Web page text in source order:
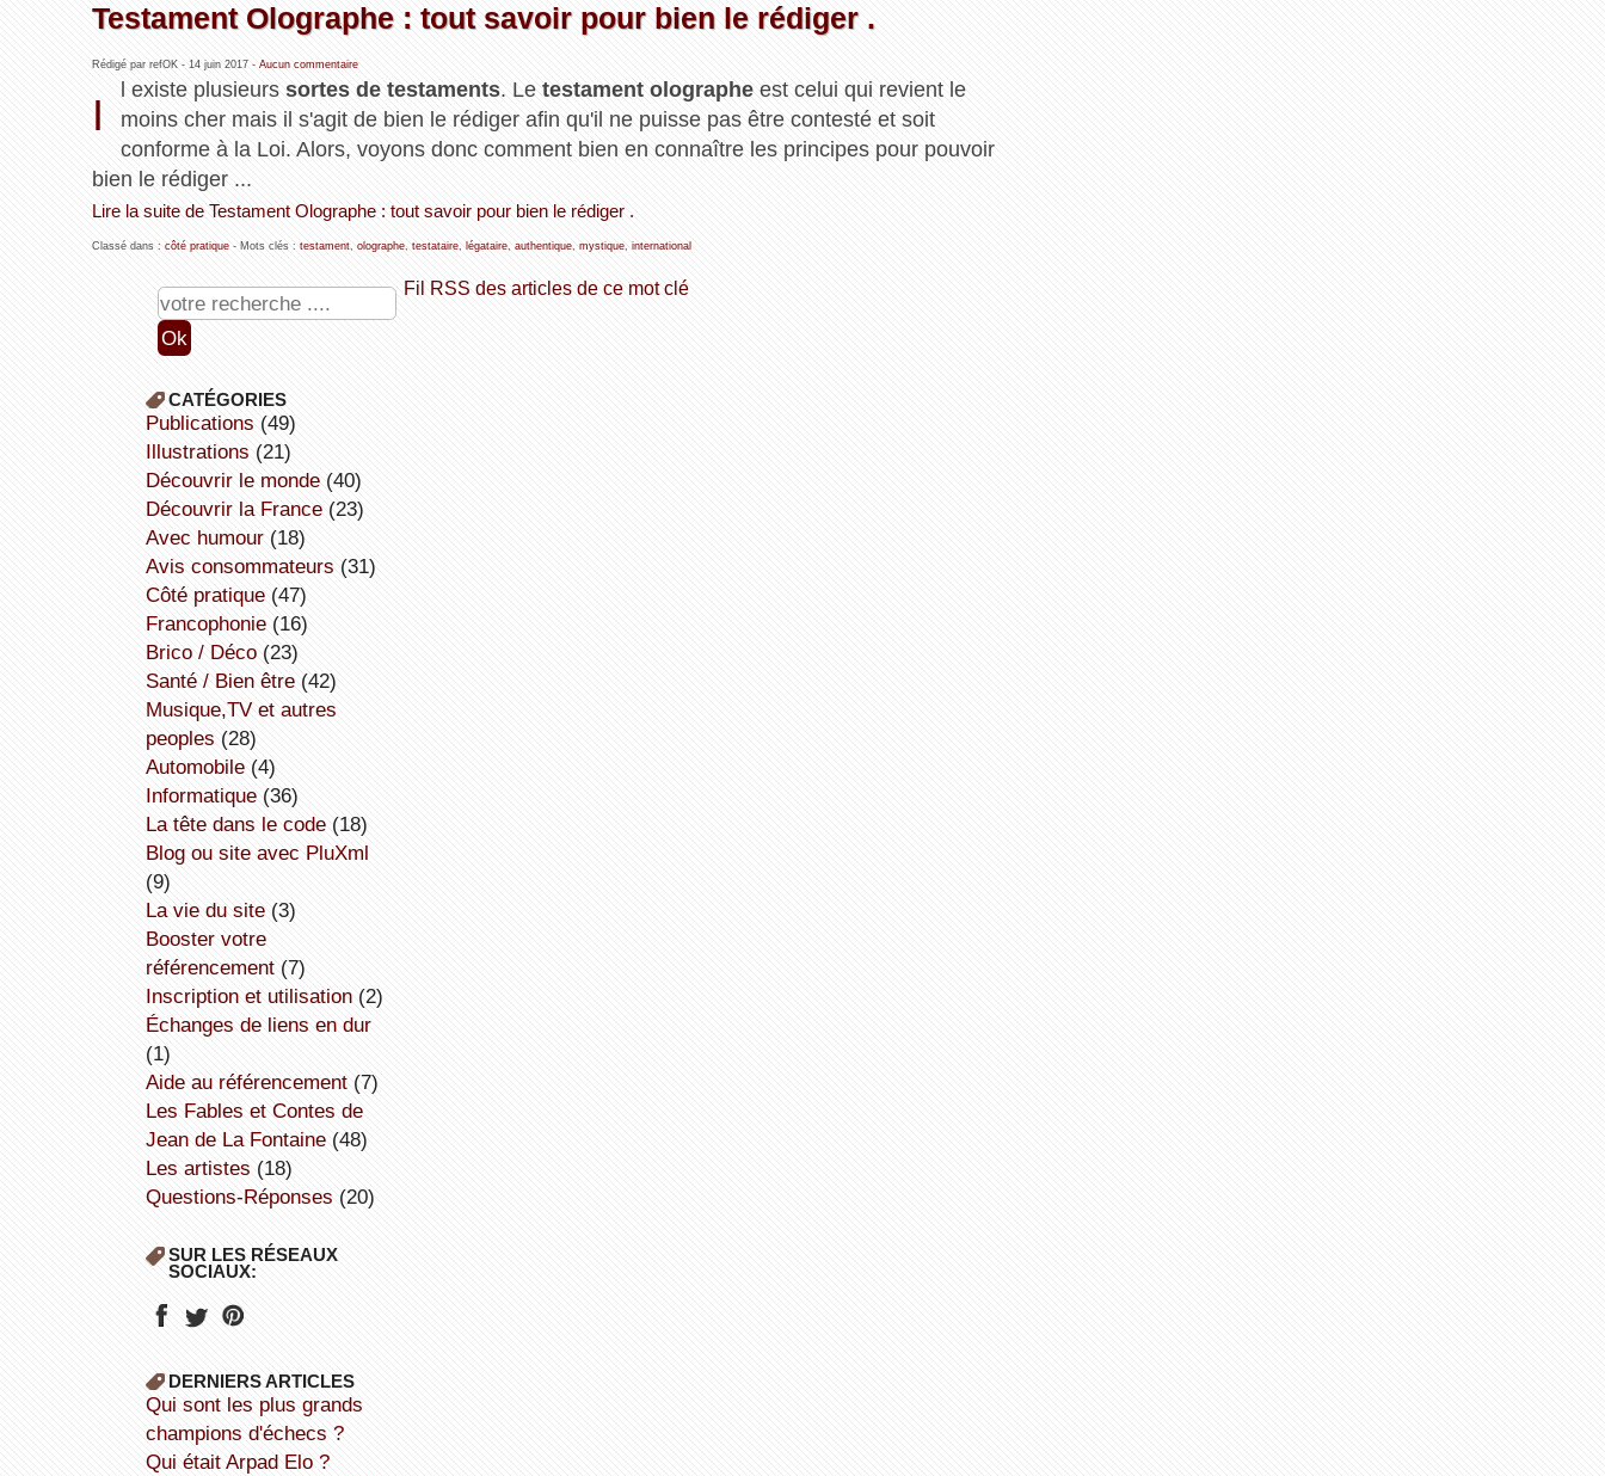
Testament Olographe : tout savoir pour bien le rédiger .
Rédigé par refOK - 14 juin 2017- Aucun commentaire
I
l existe plusieurs sortes de testaments. Le testament olographe est celui qui revient le
moins cher mais il s'agit de bien le rédiger afin qu'il ne puisse pas être contesté et soit
conforme à la Loi. Alors, voyons donc comment bien en connaître les principes pour pouvoir
bien le rédiger ...
Lire la suite de Testament Olographe : tout savoir pour bien le rédiger .
Classé dans : côté pratique- Mots clés : testament, olographe, testataire, légataire, authentique, mystique, international
Fil RSS des articles de ce mot clé
CATÉGORIES
publications (49)
illustrations (21)
découvrir le monde(40)
découvrir la France(23)
avec humour(18)
avis consommateurs (31)
côté pratique(47)
Francophonie(16)
Brico / Déco(23)
Santé / Bien être(42)
Musique,TV et autres
peoples (28)
Automobile(4)
informatique(36)
la tête dans le code(18)
Blog ou site avec PluXml
(9)
la vie du site(3)
booster votre
référencement(7)
inscription et utilisation(2)
échanges de liens en dur
(1)
aide au référencement(7)
Les Fables et Contes de
Jean de La Fontaine(48)
Les artistes (18)
Questions-Réponses (20)
SUR LES RÉSEAUX
SOCIAUX:
DERNIERS ARTICLES
Qui sont les plus grands
champions d'échecs ?
Qui était Arpad Elo ?